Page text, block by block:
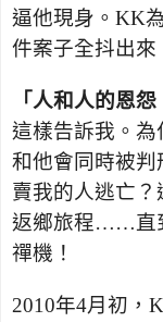
逼他現身。 KK
件案子全抖出來
「人和人的恩
這樣告訴我。為
和他會同時被判
賣我的人逃亡
返鄉旅程……直
禪機！
2010年4月初，